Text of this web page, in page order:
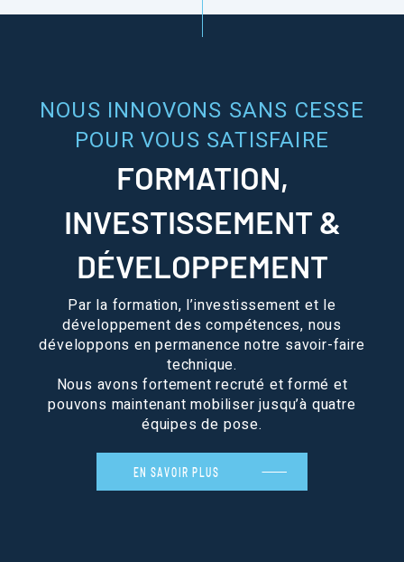
NOUS INNOVONS SANS CESSE
POUR VOUS SATISFAIRE
FORMATION,
INVESTISSEMENT &
DÉVELOPPEMENT
Par la formation, l’investissement et le
développement des compétences, nous
développons en permanence notre savoir-faire
technique.
Nous avons fortement recruté et formé et
pouvons maintenant mobiliser jusqu’à quatre
équipes de pose.
EN SAVOIR PLUS